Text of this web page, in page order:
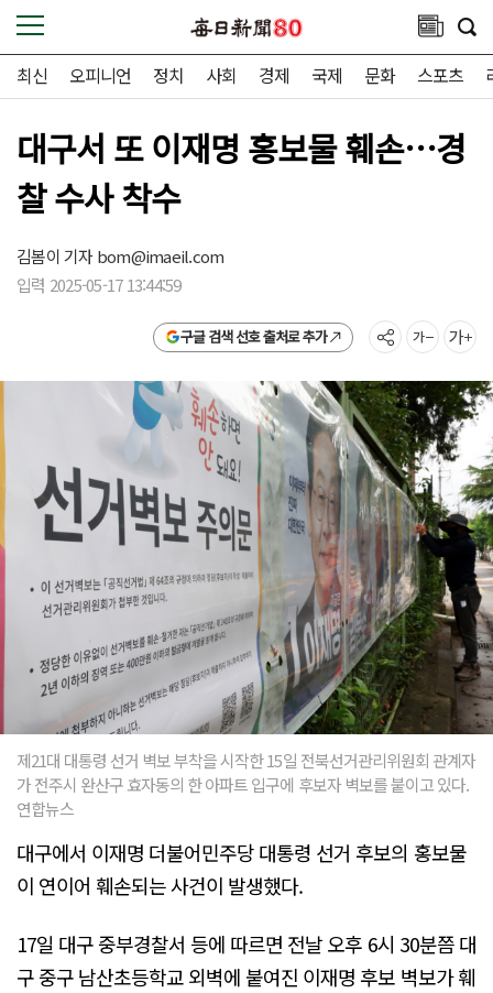
최신 오피니언 정치 사회 경제 국제 문화 스포츠
대구서 또 이재명 홍보물 훼손…경
찰 수사 착수
김봄이 기자bom@imaeil.com
입력 2025-05-17 13:44:59
구글 검색 선호 출처로 추가
제21대 대통령 선거 벽보 부착을 시작한 15일 전북선거관리위원회 관계자
가 전주시 완산구 효자동의 한 아파트 입구에 후보자 벽보를 붙이고 있다.
연합뉴스
대구에서 이재명 더불어민주당 대통령 선거 후보의 홍보물
이 연이어 훼손되는 사건이 발생했다.
17일 대구 중부경찰서 등에 따르면 전날 오후 6시 30분쯤 대
구 중구 남산초등학교 외벽에 붙여진 이재명 후보 벽보가 훼